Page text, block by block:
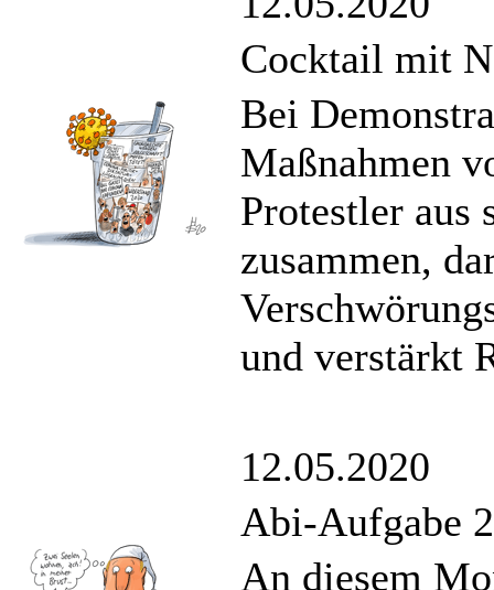
Cocktail mit
Bei
Maßnahmen
Protestler aus
zusammen,
und verstärkt
12.05.2020
Abi-Aufgabe
An diesem